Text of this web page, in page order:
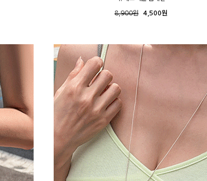
8,900원 4,500원